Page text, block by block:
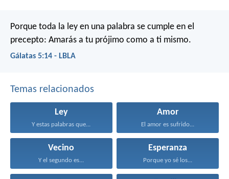
Porque toda la ley en una palabra se cumple en el
precepto: Amarás a tu prójimo como a ti mismo.
Gálatas 5:14 - LBLA
Temas relacionados
Ley
Y estas palabras que...
Amor
El amor es sufrido...
Vecino
Y el segundo es...
Esperanza
Porque yo sé los...